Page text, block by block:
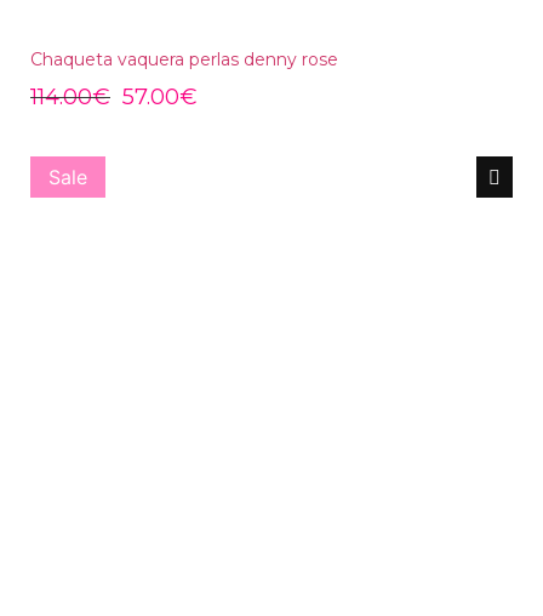
Chaqueta vaquera perlas denny rose
114.00€ 57.00€
Sale